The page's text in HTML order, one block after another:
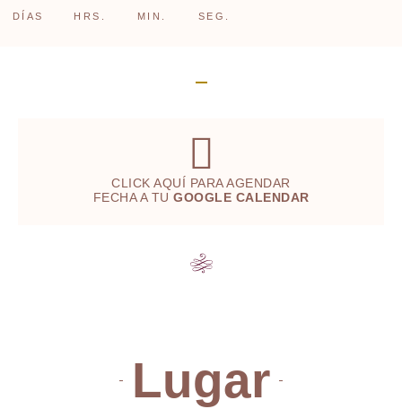
DÍAS HRS. MIN. SEG.
CLICK AQUÍ PARA AGENDAR
FECHA A TU GOOGLE CALENDAR
Lugar